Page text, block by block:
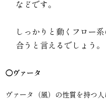
などです。
しっかりと動くフロー
合うと言えるでしょう。
◯ヴァータ
ヴァータ（風）の性質を持つ